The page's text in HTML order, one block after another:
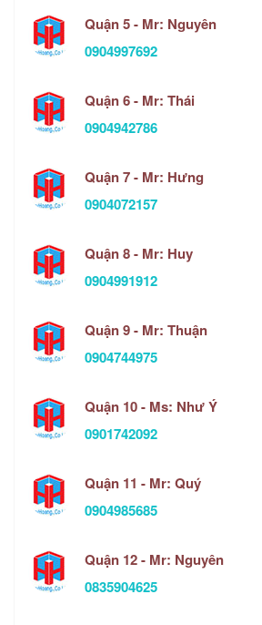
Quận 5 - Mr: Nguyên
0904997692
Quận 6 - Mr: Thái
0904942786
Quận 7 - Mr: Hưng
0904072157
Quận 8 - Mr: Huy
0904991912
Quận 9 - Mr: Thuận
0904744975
Quận 10 - Ms: Như Ý
0901742092
Quận 11 - Mr: Quý
0904985685
Quận 12 - Mr: Nguyên
0835904625